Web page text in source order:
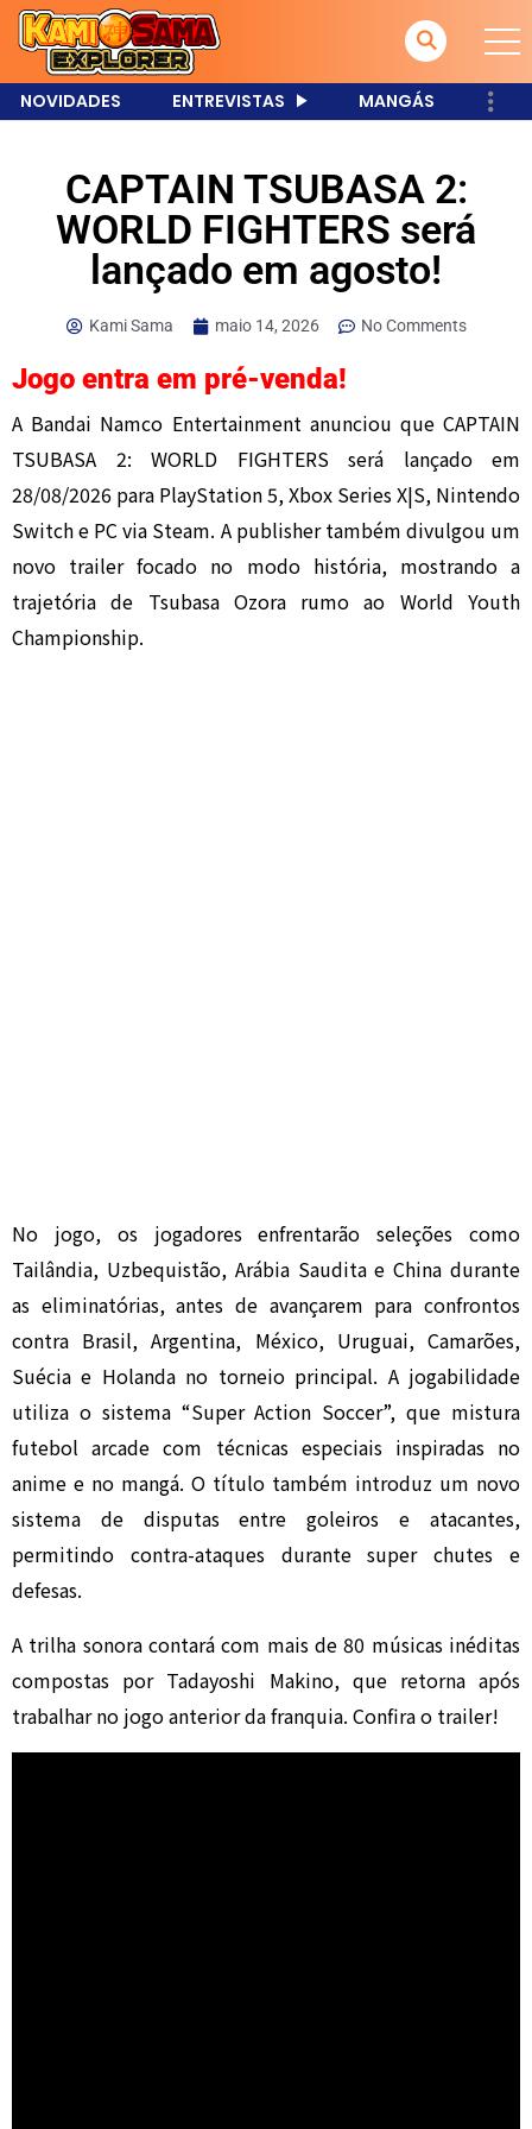
NOVIDADES ENTREVISTAS MANGÁS
CAPTAIN TSUBASA 2:
WORLD FIGHTERS será
lançado em agosto!
Kami Sama maio 14, 2026 No Comments
Jogo entra em pré-venda!
A Bandai Namco Entertainmentanunciou queCAPTAIN
TSUBASA 2: WORLD FIGHTERSserá lançado em
28/08/2026 para PlayStation 5, Xbox Series X|S, Nintendo
Switch e PC via Steam. A publisher também divulgou um
novo trailer focado no modo história, mostrando a
trajetória de Tsubasa Ozorarumo ao World Youth
Championship.
No jogo, os jogadores enfrentarão seleções como
Tailândia, Uzbequistão, Arábia Saudita e China durante
as eliminatórias, antes de avançarem para confrontos
contra Brasil, Argentina, México, Uruguai, Camarões,
Suécia e Holanda no torneio principal. A jogabilidade
utiliza o sistema “Super Action Soccer”, que mistura
futebol arcade com técnicas especiais inspiradas no
anime e no mangá. O título também introduz um novo
sistema de disputas entre goleiros e atacantes,
permitindo contra-ataques durante super chutes e
defesas.
A trilha sonora contará com mais de 80 músicas inéditas
compostas por Tadayoshi Makino, que retorna após
trabalhar no jogo anterior da franquia. Confira o trailer!